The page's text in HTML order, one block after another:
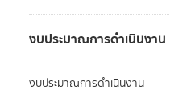
งบประมาณการดำเนินงาน
งบประมาณการดำเนินงาน